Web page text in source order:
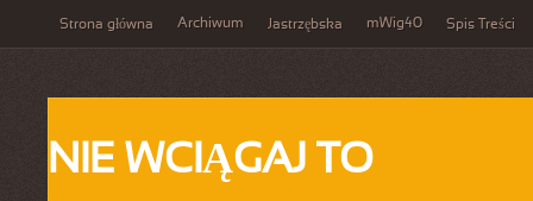
Strona główna Archiwum Jastrzębska mWig40 Spis Treści
NIE WCIĄGAJ TO